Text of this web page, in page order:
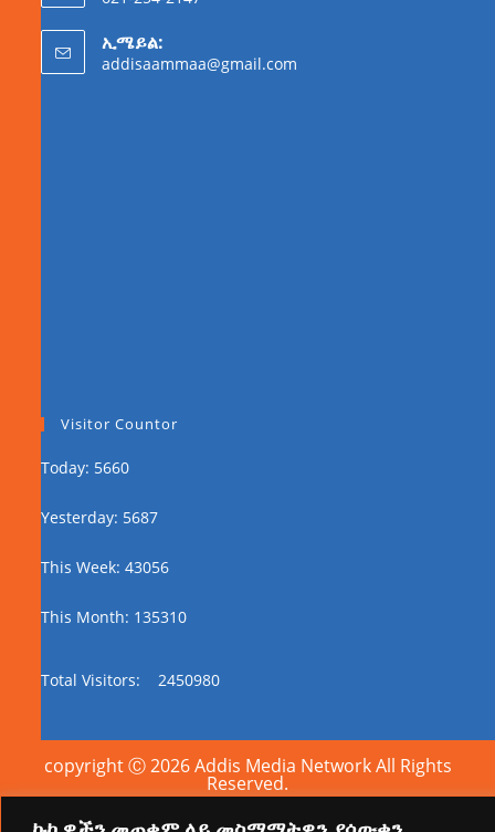
ኢሜይል:
addisaammaa@gmail.com
Visitor Countor
Today: 5660
Yesterday: 5687
This Week: 43056
This Month: 135310
Total Visitors: 2450980
copyright Ⓒ 2026 Addis Media Network All Rights
Reserved.